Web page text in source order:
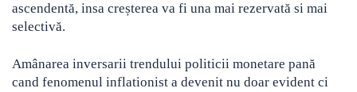
ascendentă, insa creșterea va fi una mai rezervată si mai
selectivă.
Amânarea inversarii trendului politicii monetare pană
cand fenomenul inflationist a devenit nu doar evident ci